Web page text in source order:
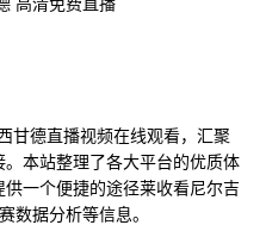
甘德直播视频在线观看，汇聚
本站整理了各大平台的优质体
一个便捷的途径莱收看尼尔吉
数据分析等信息。